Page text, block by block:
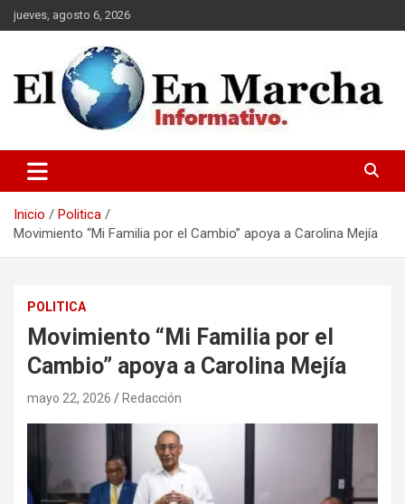
Saltar
al
jueves, agosto 6, 2026
elmundoenmarcha.net
Inicio
Politica
Movimiento “Mi Familia por el Cambio” apoya a Carolina Mejía
POLITICA
Movimiento “Mi Familia por el
Cambio” apoya a Carolina Mejía
mayo 22, 2026 Redacción